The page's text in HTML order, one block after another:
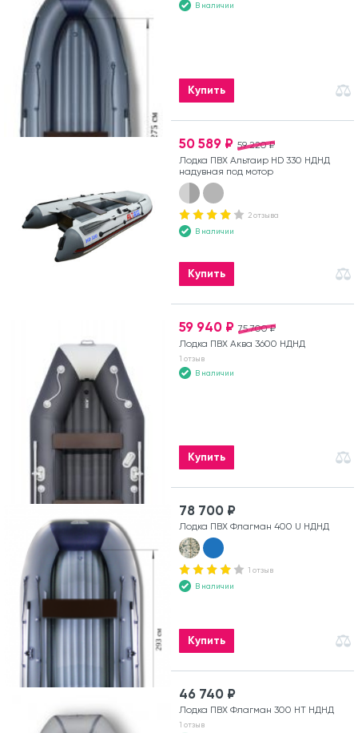
В наличии
Купить
59 220 ₽
50 589 ₽
Лодка ПВХ Альтаир HD 330 НДНД
надувная под мотор
2 отзыва
В наличии
Купить
75 700 ₽
59 940 ₽
Лодка ПВХ Аква 3600 НДНД
1 отзыв
В наличии
Купить
78 700 ₽
Лодка ПВХ Флагман 400 U НДНД
1 отзыв
В наличии
Купить
46 740 ₽
Лодка ПВХ Флагман 300 HT НДНД
1 отзыв